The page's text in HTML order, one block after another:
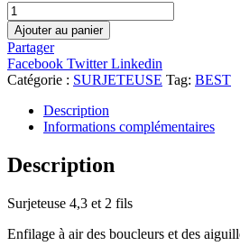
quantité
de
Babylock
Acclaim
Ajouter au panier
Partager
Facebook TwitterLinkedin
Catégorie : SURJETEUSE Tag: BEST
Description
Informations complémentaires
Description
Surjeteuse 4,3 et 2 fils
Enfilage à air des boucleurs et des